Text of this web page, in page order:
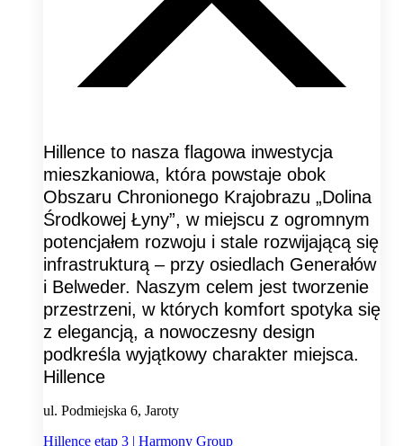
Hillence to nasza flagowa inwestycja
mieszkaniowa, która powstaje obok
Obszaru Chronionego Krajobrazu „Dolina
Środkowej Łyny”, w miejscu z ogromnym
potencjałem rozwoju i stale rozwijającą się
infrastrukturą – przy osiedlach Generałów
i Belweder. Naszym celem jest tworzenie
przestrzeni, w których komfort spotyka się
z elegancją, a nowoczesny design
podkreśla wyjątkowy charakter miejsca.
Hillence
ul. Podmiejska 6, Jaroty
Hillence etap 3 | Harmony Group